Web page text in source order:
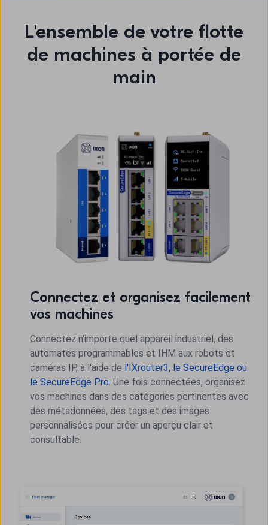
L'ensemble de votre flotte
de machines à portée de
main
Connectez et organisez facilement
vos machines
Connectez n'importe quel appareil industriel, des
automates programmables et IHM aux robots et
caméras IP, à l'aide de l'IXrouter3, le SecureEdge ou
le SecureEdge Pro. Une fois connectées, organisez
vos machines dans des catégories pertinentes avec
des métadonnées, des tags et des images
personnalisées pour créer un aperçu clair et
consultable.